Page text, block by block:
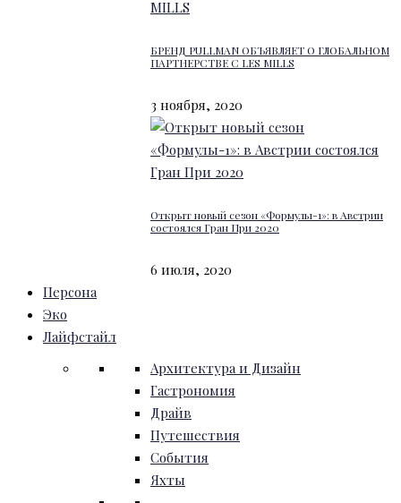
БРЕНД PULLMAN ОБЪЯВЛЯЕТ О ГЛОБАЛЬНОМ
ПАРТНЕРСТВЕ С LES MILLS
3 ноября, 2020
Открыт новый сезон «Формулы-1»: в Австрии
состоялся Гран При 2020
6 июля, 2020
Персона
Эко
Лайфстайл
Архитектура и Дизайн
Гастрономия
Драйв
Путешествия
События
Яхты